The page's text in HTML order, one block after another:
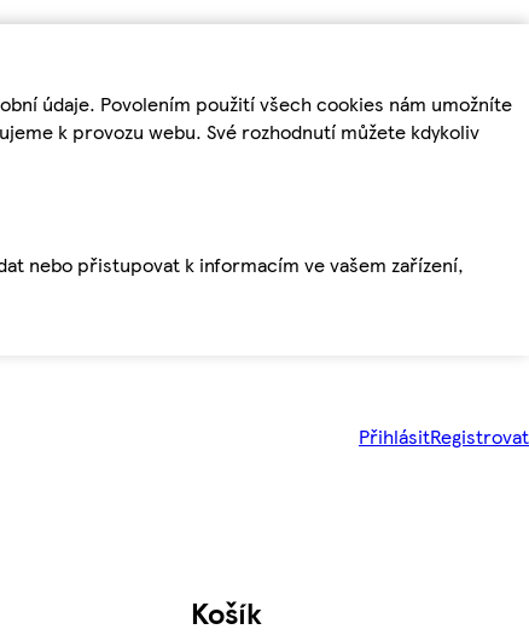
údaje. Povolením použití všech cookies nám umožníte
k provozu webu. Své rozhodnutí můžete kdykoliv
nebo přistupovat k informacím ve vašem zařízení,
PřihlásitRegistrovat
Košík